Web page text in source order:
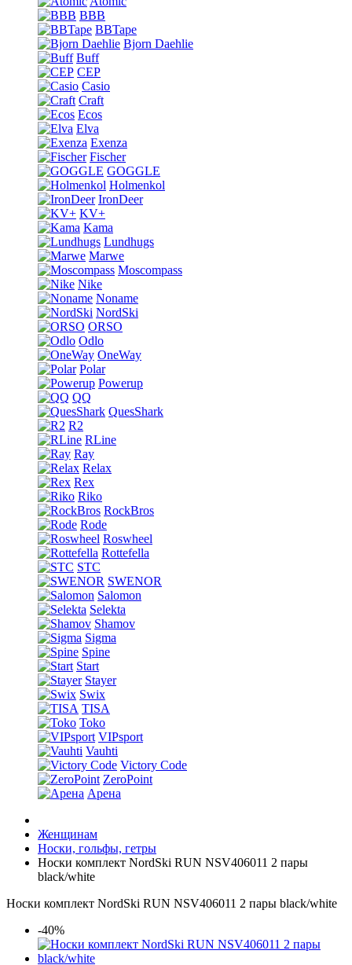
BBB
BBTape
Bjorn Daehlie
Buff
CEP
Casio
Craft
Ecos
Elva
Exenza
Fischer
GOGGLE
Holmenkol
IronDeer
KV+
Kama
Lundhugs
Marwe
Moscompass
Nike
Noname
NordSki
ORSO
Odlo
OneWay
Polar
Powerup
QQ
QuesShark
R2
RLine
Ray
Relax
Rex
Riko
RockBros
Rode
Roswheel
Rottefella
STC
SWENOR
Salomon
Selekta
Shamov
Sigma
Spine
Start
Stayer
Swix
TISA
Toko
VIPsport
Vauhti
Victory Code
ZeroPoint
Арена
Женщинам
Носки, гольфы, гетры
Носки комплект NordSki RUN NSV406011 2 пары
black/white
Носки комплект NordSki RUN NSV406011 2 пары black/white
-40%